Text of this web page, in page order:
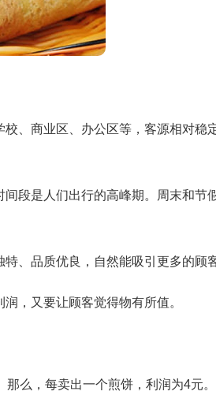
、商业区、办公区等，客源相对稳
段是人们出行的高峰期。周末和节
、品质优良，自然能吸引更多的顾客
，又要让顾客觉得物有所值。
么，每卖出一个煎饼，利润为4元。